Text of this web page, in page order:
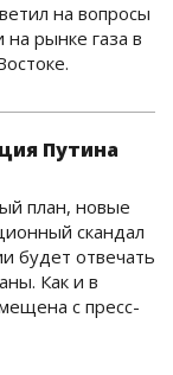
на вопросы
рынке газа в
Путина
план, новые
скандал
будет отвечать
Как и в
с пресс-